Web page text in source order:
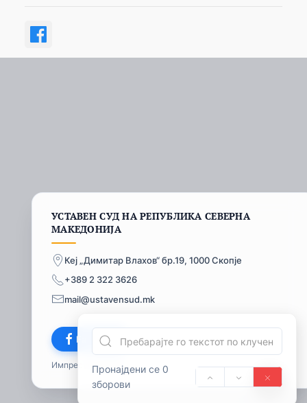
Пронајдени се 0
зборови
УСТАВЕН СУД НА РЕПУБЛИКА СЕВЕРНА
МАКЕДОНИЈА
Кеј „Димитар Влахов“ бр.19, 1000 Скопје
+389 2 322 3626
mail@ustavensud.mk
Facebook
Импресум© 2026